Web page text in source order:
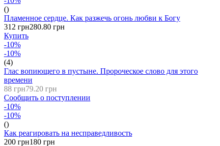
()
Пламенное сердце. Как разжечь огонь любви к Богу
312 грн280.80 грн
Купить
-10%
-10%
(4)
Глас вопиющего в пустыне. Пророческое слово для этого
времени
88 грн79.20 грн
Сообщить о поступлении
-10%
-10%
()
Как реагировать на несправедливость
200 грн180 грн